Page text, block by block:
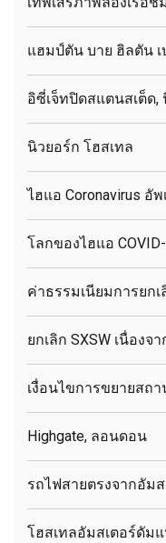
แฮมป์ตัน บาย ฮิลตัน เ
อิซี่เจ็ทปิดสแตนสเต็ด,
นิวยอร์ก โฮสเทล
ไฮแอ Coronavirus อัพ
โลกของไฮแอ
ค่าธรรมเนียมการยก
ยกเลิก SXSW เนื่องจ
เงื่อนไขการขยายสถ
Highgate, ลอนดอน
รถไฟสายตรงจากอัม
โฮสเทลอัมสเตอร์ดัม